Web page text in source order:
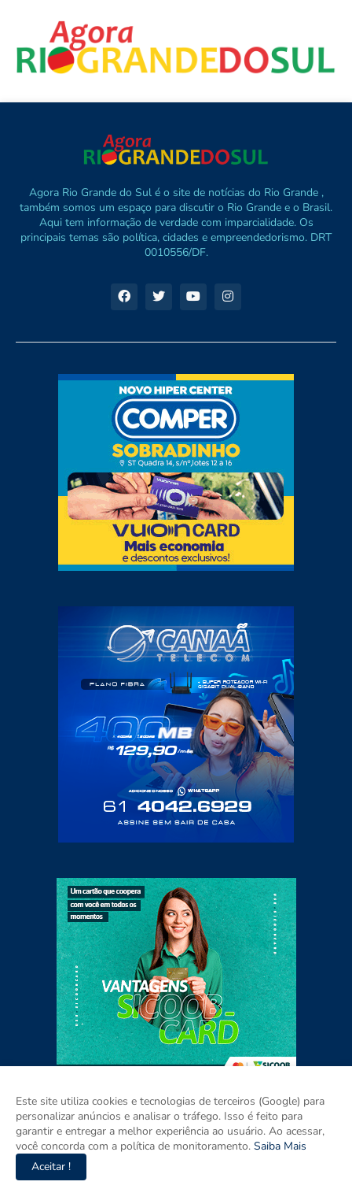
Agora Rio Grande do Sul é o site de notícias do Rio Grande ,
também somos um espaço para discutir o Rio Grande e o Brasil.
Aqui tem informação de verdade com imparcialidade. Os
principais temas são política, cidades e empreendedorismo. DRT
0010556/DF.
Copyright ©
Home Sobre Contato Mídia Kit
Este site utiliza cookies e tecnologias de terceiros (Google) para
personalizar anúncios e analisar o tráfego. Isso é feito para
garantir e entregar a melhor experiência ao usuário. Ao acessar,
você concorda com a política de monitoramento. Saiba Mais
Aceitar !